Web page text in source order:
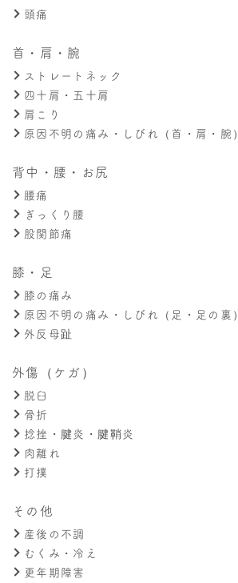
頭痛
首・肩・腕
ストレートネック
四十肩・五十肩
肩こり
原因不明の痛み・しびれ（首・肩・腕）
背中・腰・お尻
腰痛
ぎっくり腰
股関節痛
膝・足
膝の痛み
原因不明の痛み・しびれ（足・足の裏）
外反母趾
外傷（ケガ）
脱臼
骨折
捻挫・腱炎・腱鞘炎
肉離れ
打撲
その他
産後の不調
むくみ・冷え
更年期障害